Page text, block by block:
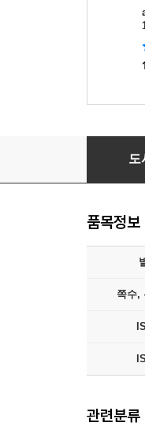
新劇場版
도
품목정보
쪽수,
관련분류